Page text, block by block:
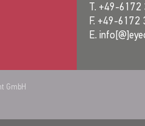
T. +49-6172
F. +49-6172
E.
GmbH